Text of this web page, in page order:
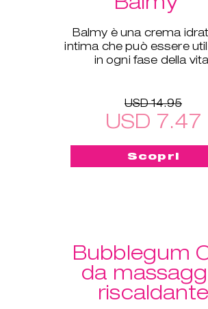
Balmy è una crema
intima che può essere
in ogni fase della
USD 14.95
USD 7.47
Scopri
Bubblegum
da
riscaldante